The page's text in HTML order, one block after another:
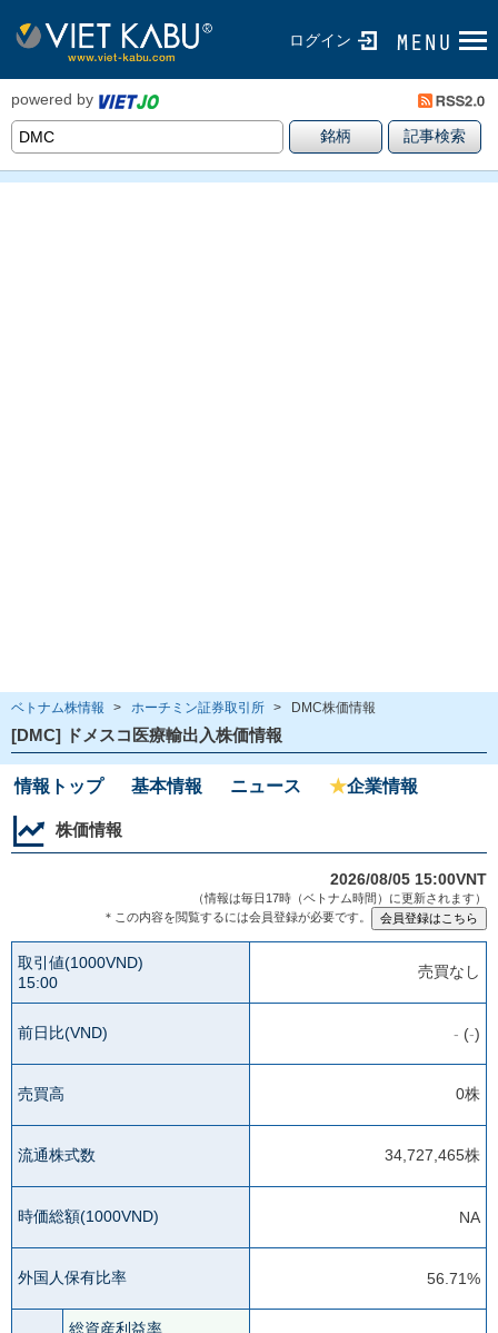
ログイン
powered by
ベトナム株情報 > ホーチミン証券取引所 > DMC株価情報
[DMC] ドメスコ医療輸出入株価情報
情報トップ 基本情報 ニュース ★企業情報
株価情報
2026/08/05 15:00VNT
（情報は毎日17時（ベトナム時間）に更新されます）
＊この内容を閲覧するには会員登録が必要です。
取引値(1000VND)
15:00
売買なし
前日比(VND) - (-)
売買高 0株
流通株式数 34,727,465株
時価総額(1000VND) NA
外国人保有比率 56.71%
総資産利益率